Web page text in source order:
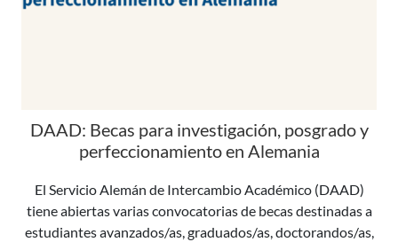
DAAD: Becas para investigación, posgrado y
perfeccionamiento en Alemania
El Servicio Alemán de Intercambio Académico (DAAD)
tiene abiertas varias convocatorias de becas destinadas a
estudiantes avanzados/as, graduados/as, doctorandos/as,